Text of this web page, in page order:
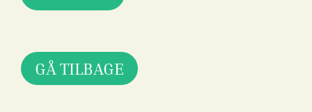
GÅ TILBAGE